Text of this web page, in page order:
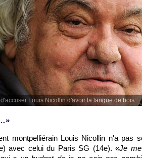
d'accuser Louis Nicollin d'avoir la langue de bois
»
montpelliérain Louis Nicollin n'a pas
avec celui du Paris SG (14e). «Je